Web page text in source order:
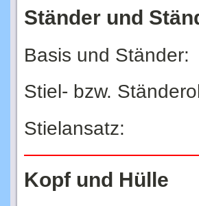
Ständer und
Basis und Ständer:
Stiel- bzw.
Stielansatz:
Kopf und Hülle